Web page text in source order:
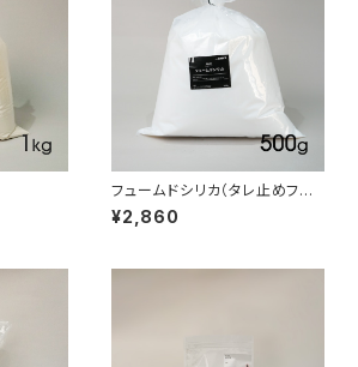
フュームドシリカ（タレ止めフィラ
ー）500g
¥2,860